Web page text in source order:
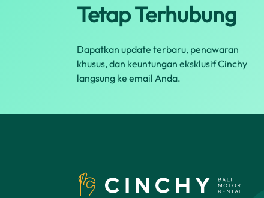
Tetap Terhubung
Dapatkan update terbaru, penawaran
khusus, dan keuntungan eksklusif Cinchy
langsung ke email Anda.